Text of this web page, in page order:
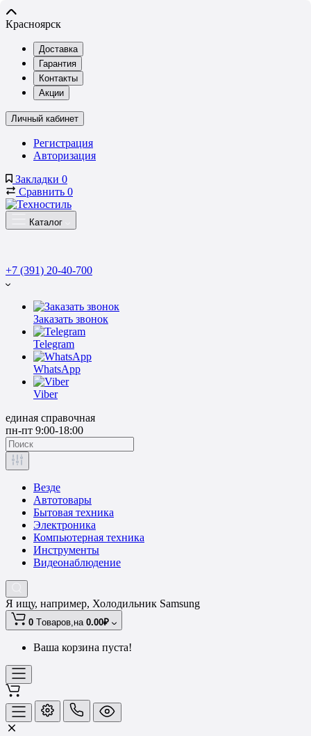
Красноярск
Доставка
Гарантия
Контакты
Акции
Личный кабинет
Регистрация
Авторизация
Закладки 0
Сравнить 0
Каталог
+7 (391) 20-40-700
Заказать звонок
Telegram
WhatsApp
Viber
единая справочная
пн-пт 9:00-18:00
Везде
Автотовары
Бытовая техника
Электроника
Компьютерная техника
Инструменты
Видеонаблюдение
Я ищу, например, Холодильник Samsung
0 Tоваров,на 0.00₽
Ваша корзина пуста!